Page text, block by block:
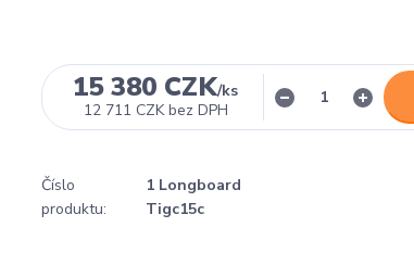
15 380 CZK/ks
12 711 CZK bez DPH
Číslo
produktu:
1 Longboard
Tigc15c